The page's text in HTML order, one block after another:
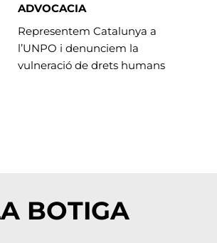
ADVOCACIA
Representem Catalunya a
l’UNPO i denunciem la
vulneració de drets humans
BOTIGA